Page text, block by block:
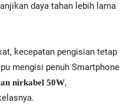
daya tahan lebih lama
kecepatan pengisian tetap
mengisi penuh Smartphone
nirkabel 50W,